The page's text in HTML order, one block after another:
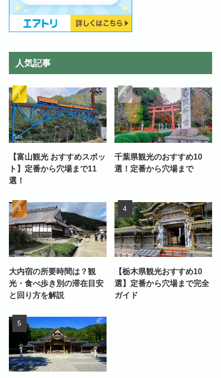
人気記事
【富山観光 おすすめスポッ
ト】定番から穴場まで11
選！
千葉県観光のおすすめ10
選！定番から穴場まで
大内宿の所要時間は？観
光・食べ歩き別の滞在目安
と回り方を解説
【栃木県観光おすすめ10
選】定番から穴場まで完全
ガイド